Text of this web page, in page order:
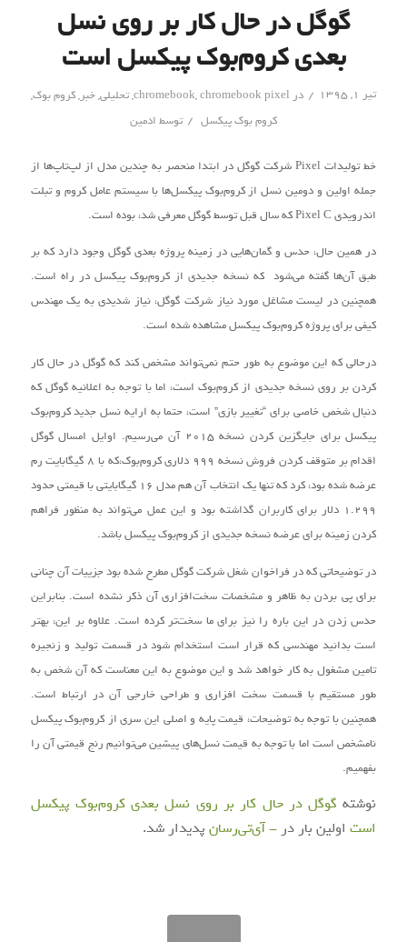
گوگل در حال کار بر روی نسل
بعدی کروم‌بوک پیکسل است
تیر ۱, ۱۳۹۵ / در chromebook,chromebook pixel
,تحلیلی,خبر,کروم بوک,
کروم بوک پیکسل / توسط ادمین
خط تولیدات Pixel شرکت گوگل در ابتدا منحصر به چندین مدل از لپ‌تاپ‌‌ها از
جمله اولین و دومین نسل از کروم‌بوک پیکسل‌ها با سیستم عامل کروم و تبلت
اندرویدی Pixel C که سال قبل توسط گوگل معرفی شد، بوده‌ است.
در همین حال، حدس و گمان‌هایی در زمینه پروژه بعدی گوگل وجود دارد که بر
طبق آن‌ها گفته می‌شود که نسخه جدیدی از کروم‌بوک پیکسل در راه است.
همچنین در لیست مشاغل مورد نیاز شرکت گوگل، نیاز شدیدی به یک مهندس
کیفی برای پروژه‌ کروم‌بوک پیکسل مشاهده شده است.
درحالی که این موضوع به طور حتم نمی‌تواند مشخص کند که گوگل در حال کار
کردن بر روی نسخه جدیدی از کروم‌بوک است، اما با توجه به اعلانیه گوگل که
دنبال شخص خاصی برای “تغییر بازی” است، حتما به ارایه نسل جدید کروم‌بوک
پیکسل برای جایگزین کردن نسخه ۲۰۱۵ آن می‌رسیم. اوایل امسال گوگل
اقدام بر متوقف کردن فروش نسخه ۹۹۹ دلاری کروم‌بوک،که با ۸ گیگابایت رم
عرضه شده بود، کرد که تنها یک انتخاب آن هم مدل ۱۶ گیگابایتی با قیمتی حدود
۱.۲۹۹ دلار برای کاربران گذاشته بود و این عمل می‌تواند به منظور فراهم
کردن زمینه برای عرضه‌ نسخه جدیدی از کروم‌بوک پیکسل باشد.
در توضیحاتی که در فراخوان شغل شرکت گوگل مطرح شده بود جزییات آن چنانی
برای پی بردن به ظاهر و مشخصات سخت‌افزاری آن ذکر نشده است. بنابراین
حدس زدن در این باره را نیز برای ما سخت‌تر کرده است. علاوه بر این، بهتر
است بدانید مهندسی که قرار است استخدام شود در قسمت تولید و زنجیره
تامین مشغول به کار خواهد شد و این موضوع به این معناست که آن شخص به
طور مستقیم با قسمت سخت افزاری و طراحی خارجی آن در ارتباط است.
همچنین با توجه به توضیحات، قیمت پایه و اصلی این سری از کروم‌بوک پیکسل
نامشخص است اما با توجه به قیمت نسل‌های پیشین می‌توانیم رنج قیمتی آن‌ را
بفهمیم.
نوشته گوگل در حال کار بر روی نسل بعدی کروم‌بوک پیکسل
استاولین بار در - آی‌تی‌رسانپدیدار شد.